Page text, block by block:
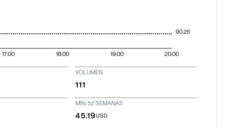
17:00 18:00 19:00 20:00
90.25
VOLUMEN
111
MÍN. 52 SEMANAS
45.19USD